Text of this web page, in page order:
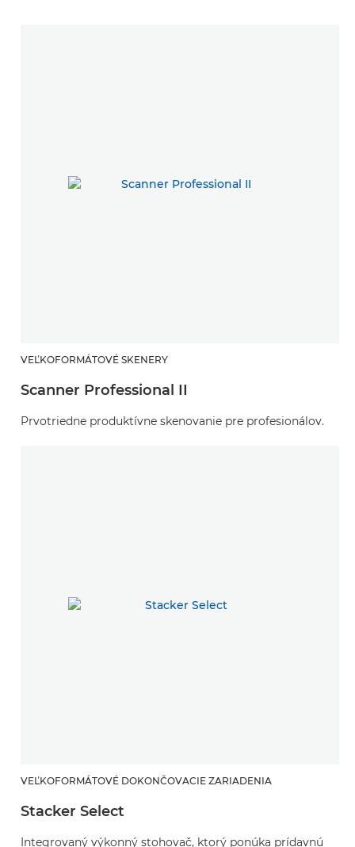
VEĽKOFORMÁTOVÉ SKENERY
Scanner Professional II
Prvotriedne produktívne skenovanie pre profesionálov.
VEĽKOFORMÁTOVÉ DOKONČOVACIE ZARIADENIA
Stacker Select
Integrovaný výkonný stohovač, ktorý ponúka prídavnú